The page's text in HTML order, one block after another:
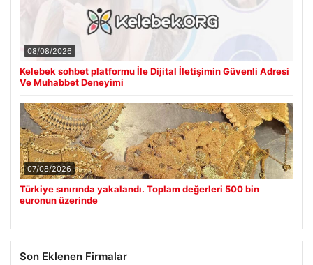
08/08/2026
Kelebek sohbet platformu İle Dijital İletişimin Güvenli Adresi
Ve Muhabbet Deneyimi
07/08/2026
Türkiye sınırında yakalandı. Toplam değerleri 500 bin
euronun üzerinde
Son Eklenen Firmalar